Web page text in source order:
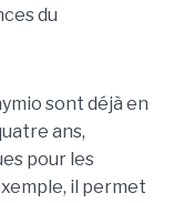
du
sont déjà en
ans,
pour les
il permet